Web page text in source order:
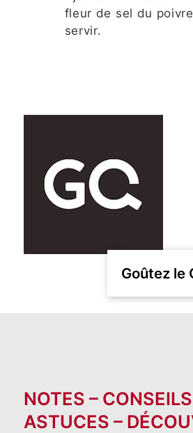
fleur de sel du
servir.
Goûtez le
NOTES –
ASTUCES –